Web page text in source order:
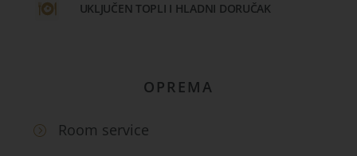
UKLJUČEN TOPLI I HLADNI DORUČAK
OPREMA
Room service